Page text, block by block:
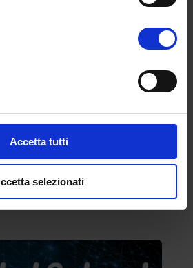
Accetta tutti
selezionati